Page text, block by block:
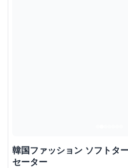
韓国ファッション ソフトタ
セーター